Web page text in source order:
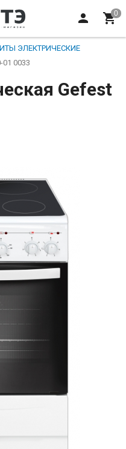
ЭЛЕКТРИЧЕСКИЕ
0033
Gefest